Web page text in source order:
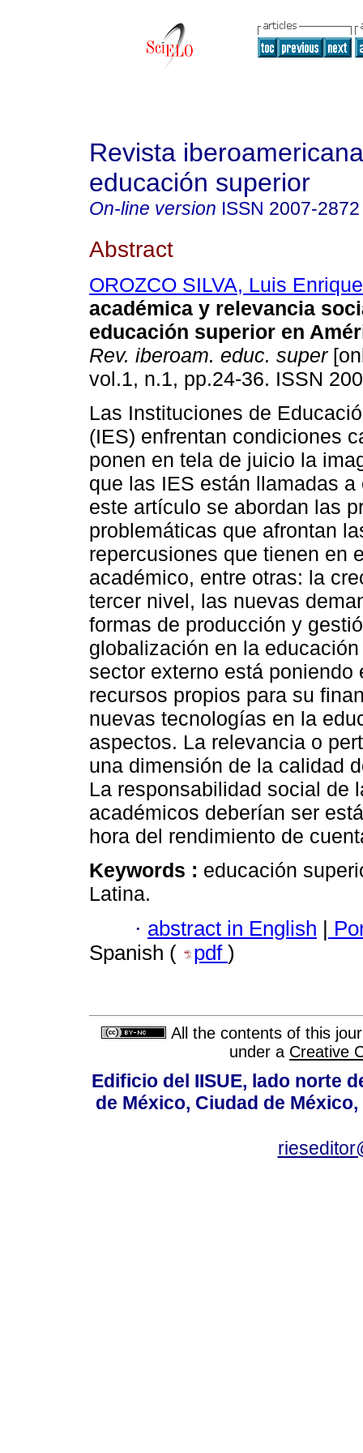
Revista
educación superior
On-line version ISSN 2007-2872
Abstract
OROZCO SILVA, Luis Enrique
académica y relevancia
educación superior en
Rev. iberoam. educ. super
vol.1, n.1, pp.24-36. ISSN
Las Instituciones de
(IES) enfrentan condiciones
ponen en tela de juicio la
que las IES están llamadas a
este artículo se abordan las
problemáticas que afrontan
repercusiones que tienen en
académico, entre otras: la
tercer nivel, las nuevas
formas de producción y
globalización en la
sector externo está
recursos propios para su
nuevas tecnologías en la
aspectos. La relevancia o
una dimensión de la calidad
La responsabilidad social de
académicos deberían ser
hora del rendimiento de
Keywords : educación
Latina.
· abstract in English |
Spanish (
pdf )
All the contents of this
under a Creative
Edificio del IISUE, lado norte
de México, Ciudad de México,